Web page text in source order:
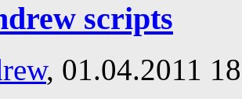
scripts
, 01.04.2011